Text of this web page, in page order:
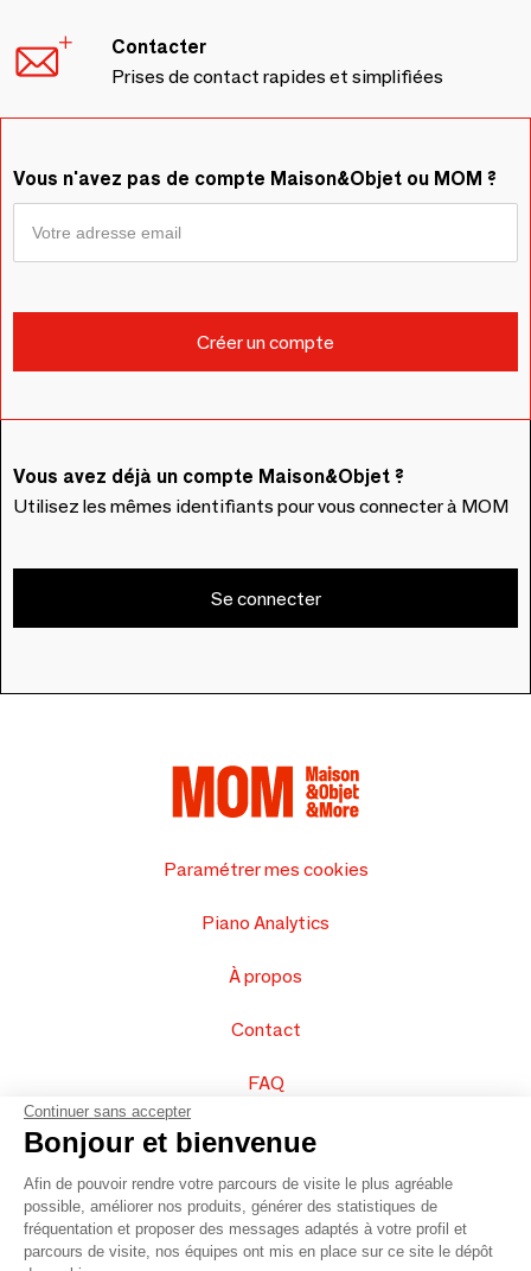
Contacter
Prises de contact rapides et simplifiées
Vous n'avez pas de compte Maison&Objet ou MOM ?
Vous avez déjà un compte Maison&Objet ?
Utilisez les mêmes identifiants pour vous connecter à MOM
Se connecter
Paramétrer mes cookies
Piano Analytics
À propos
Contact
FAQ
Vendez vos produits
Plan du site
Continuer sans accepter
Bonjour et bienvenue
Afin de pouvoir rendre votre parcours de visite le plus agréable
possible, améliorer nos produits, générer des statistiques de
fréquentation et proposer des messages adaptés à votre profil et
parcours de visite, nos équipes ont mis en place sur ce site le dépôt